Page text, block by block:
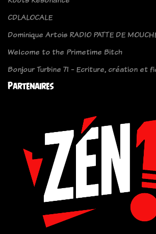
CDLALOCALE
Dominique Artois RADIO PATTE DE
Welcome to the Primetime Bitch
Bonjour Turbine 71 - Ecriture, création et
Partenaires